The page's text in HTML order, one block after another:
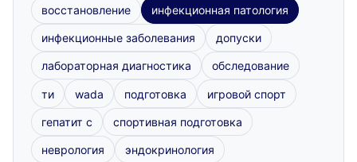
восстановление инфекционная патология
инфекционные заболевания допуски
лабораторная диагностика обследование
ти wada подготовка игровой спорт
гепатит с спортивная подготовка
неврология эндокринология